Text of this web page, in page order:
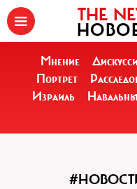
THE
Мнение
Портрет
Израиль